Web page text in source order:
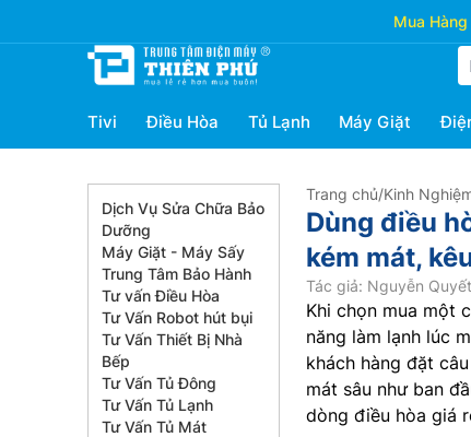
Mua Hàng
Tivi Điều Hòa Tủ Lạnh Máy Giặt
Dịch Vụ Sửa Chữa Bảo
Dưỡng
Máy Giặt - Máy Sấy
Trung Tâm Bảo Hành
Tư vấn Điều Hòa
Tư Vấn Robot hút bụi
Tư Vấn Thiết Bị Nhà
Bếp
Tư Vấn Tủ Đông
Tư Vấn Tủ Lạnh
Tư Vấn Tủ Mát
Trang chủ/Kinh
Dùng điều
kém mát,
Tác giả: Nguyễn Quyết
Khi chọn mua một
năng làm lạnh lúc
khách hàng đặt
mát sâu như ban
dòng điều hòa giá